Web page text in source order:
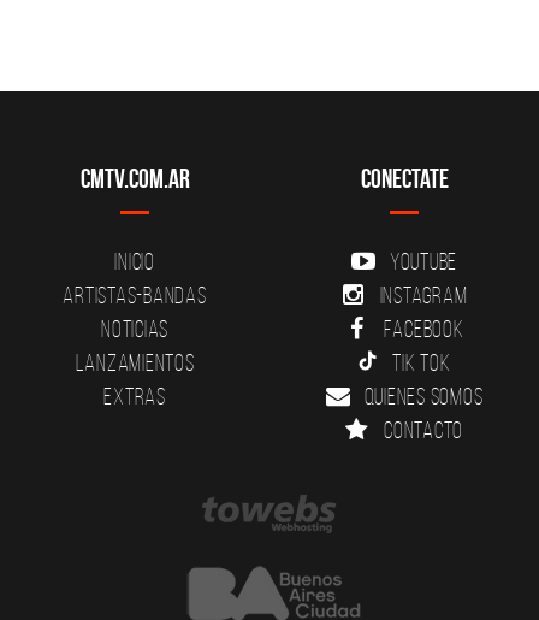
CMTV.com.ar
Inicio
Artistas-Bandas
Noticias
Lanzamientos
Extras
Conectate
YouTube
Instagram
Facebook
Tik Tok
Quienes somos
Contacto